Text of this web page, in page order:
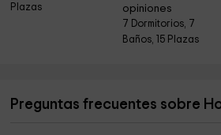
Plazas
opiniones
7 Dormitorios, 7
Baños, 15 Plazas
Preguntas frecuentes sobre